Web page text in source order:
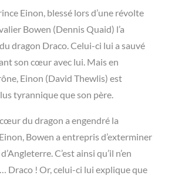
Einon, blessé lors d’une révolte
Bowen (Dennis Quaid) l’a
dragon Draco. Celui-ci lui a sauvé
son cœur avec lui. Mais en
Einon (David Thewlis) est
tyrannique que son père.
du dragon a engendré la
Bowen a entrepris d’exterminer
C’est ainsi qu’il n’en
Draco ! Or, celui-ci lui explique que